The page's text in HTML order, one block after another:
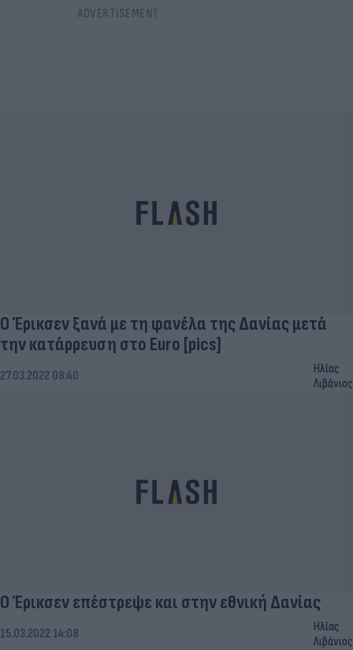
Ο Έρικσεν ξανά με τη φανέλα της Δανίας μετά
την κατάρρευση στο Euro [pics]
27.03.2022 08:40
Ηλίας
Λιβάνιος
Ο Έρικσεν επέστρεψε και στην εθνική Δανίας
15.03.2022 14:08
Ηλίας
Λιβάνιος